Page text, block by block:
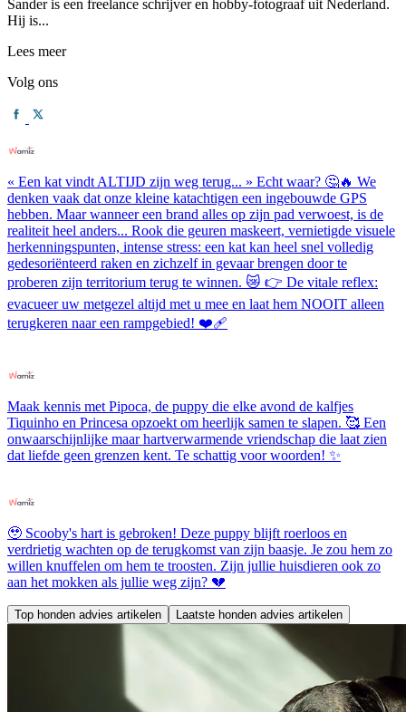
Sander is een freelance schrijver en hobby-fotograaf uit Nederland.
Hij is...
Lees meer
Volg ons
« Een kat vindt ALTIJD zijn weg terug... » Echt waar? 🤔🔥 We
denken vaak dat onze kleine katachtigen een ingebouwde GPS
hebben. Maar wanneer een brand alles op zijn pad verwoest, is de
realiteit heel anders... Rook die geuren maskeert, vernietigde visuele
herkenningspunten, intense stress: een kat kan heel snel volledig
gedesoriënteerd raken en zichzelf in gevaar brengen door te
proberen zijn territorium terug te winnen. 😿 👉 De vitale reflex:
evacueer uw metgezel altijd met u mee en laat hem NOOIT alleen
terugkeren naar een rampgebied! ❤️‍🩹
Maak kennis met Pipoca, de puppy die elke avond de kalfjes
Tiquinho en Princesa opzoekt om heerlijk samen te slapen. 🥰 Een
onwaarschijnlijke maar hartverwarmende vriendschap die laat zien
dat liefde geen grenzen kent. Te schattig voor woorden! ✨
🥹 Scooby's hart is gebroken! Deze puppy blijft roerloos en
verdrietig wachten op de terugkomst van zijn baasje. Je zou hem zo
willen knuffelen om hem te troosten. Zijn jullie huisdieren ook zo
aan het mokken als jullie weg zijn? 💔
Top honden advies artikelen Laatste honden advies artikelen